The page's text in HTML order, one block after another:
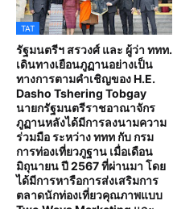
TAT
รัฐมนตรีฯ สรวงศ์ และ ผู้ว่า ททท.
เดินทางเยือนภูฏานอย่างเป็น
ทางการตามคำเชิญของ H.E.
Dasho Tshering Tobgay
นายกรัฐมนตรีราชอาณาจักร
ภูฏานหลังได้มีการลงนามความ
ร่วมมือ ระหว่าง ททท กับ กรม
การท่องเที่ยวภูฐาน เมื่อเดือน
มิถุนายน ปี 2567 ที่ผ่านมา โดย
ได้มีการหารือการส่งเสริมการ
ตลาดนักท่องเที่ยวคุณภาพแบบ